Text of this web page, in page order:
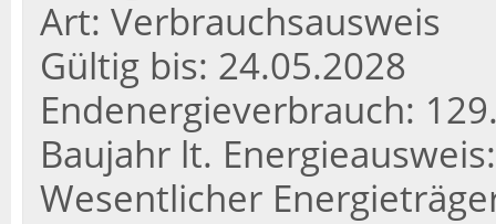
Art: Verbrauchsausweis
Gültig bis: 24.05.2028
Endenergieverbrauch:
Baujahr lt.
Wesentlicher